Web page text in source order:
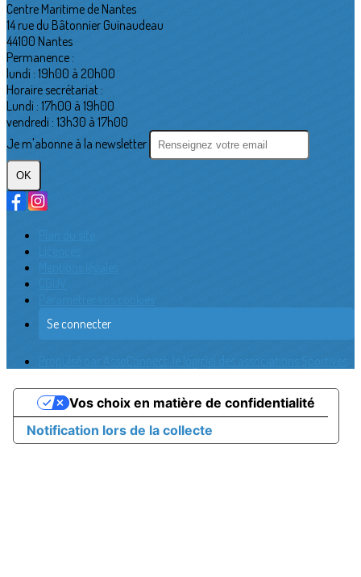
Centre Maritime de Nantes
14 rue du Bâtonnier Guinaudeau
44100 Nantes
Permanence :
lundi : 19h00 à 20h00
Horaire secrétariat :
Lundi : 17h00 à 19h00
vendredi : 13h30 à 17h00
Je m'abonne à la newsletter
OK
Plan du site
Licences
Mentions légales
CGUV
Paramétrer vos cookies
Se connecter
Propulsé par AssoConnect, le logiciel des associations Sportives
Notification lors de la collecte
Vos choix en matière de confidentialité